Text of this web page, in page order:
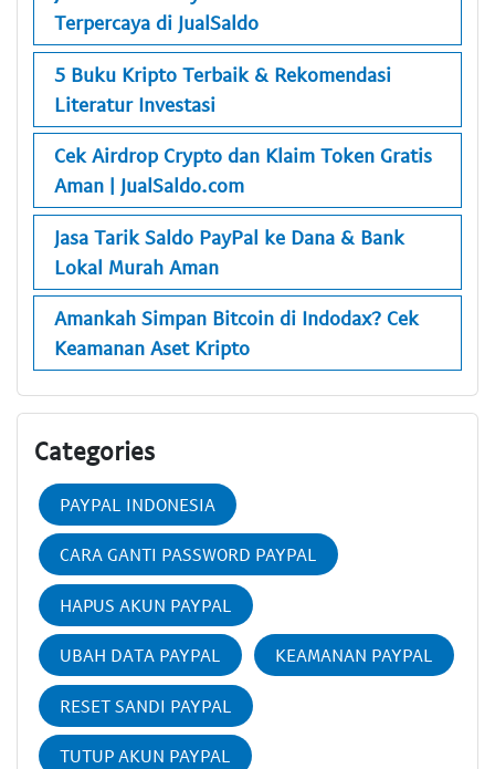
Terpercaya di JualSaldo
5 Buku Kripto Terbaik & Rekomendasi
Literatur Investasi
Cek Airdrop Crypto dan Klaim Token Gratis
Aman | JualSaldo.com
Jasa Tarik Saldo PayPal ke Dana & Bank
Lokal Murah Aman
Amankah Simpan Bitcoin di Indodax? Cek
Keamanan Aset Kripto
Categories
PAYPAL INDONESIA
CARA GANTI PASSWORD PAYPAL
HAPUS AKUN PAYPAL
UBAH DATA PAYPAL KEAMANAN PAYPAL
RESET SANDI PAYPAL
TUTUP AKUN PAYPAL